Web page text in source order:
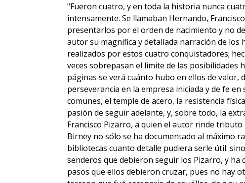
"Fueron cuatro, y en toda la historia nunca
intensamente. Se llamaban Hernando,
presentarlos por el orden de nacimiento y no
autor su magnifica y detallada narración de los
realizados por estos cuatro conquistadores;
veces sobrepasan el limite de las posibilidades
páginas se verá cuánto hubo en ellos de valor,
perseverancia en la empresa iniciada y de fe en
comunes, el temple de acero, la resistencia
pasión de seguir adelante, y, sobre todo, la
Francisco Pizarro, a quien el autor rinde
Birney no sólo se ha documentado al máximo
bibliotecas cuanto detalle pudiera serle útil.
senderos que debieron seguir los Pizarro, y ha
pasos que ellos debieron cruzar, pues no hay